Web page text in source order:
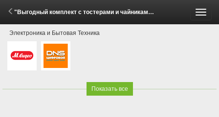
"Выгодный комплект с тостерами и чайниками Philips!" (30 Апреля - 31 Мая 2026)
Электроника и Бытовая Техника
Показать все